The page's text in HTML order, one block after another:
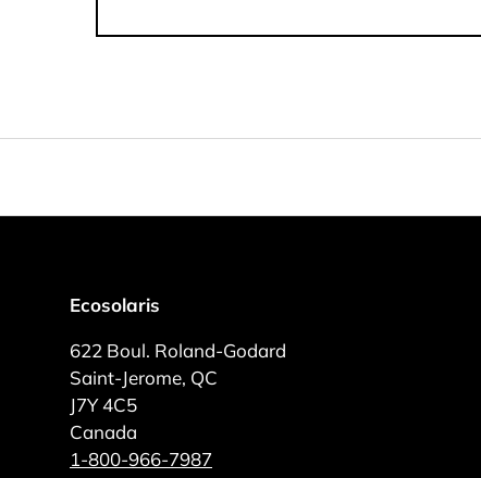
Ecosolaris
622 Boul. Roland-Godard
Saint-Jerome, QC
J7Y 4C5
Canada
1-800-966-7987